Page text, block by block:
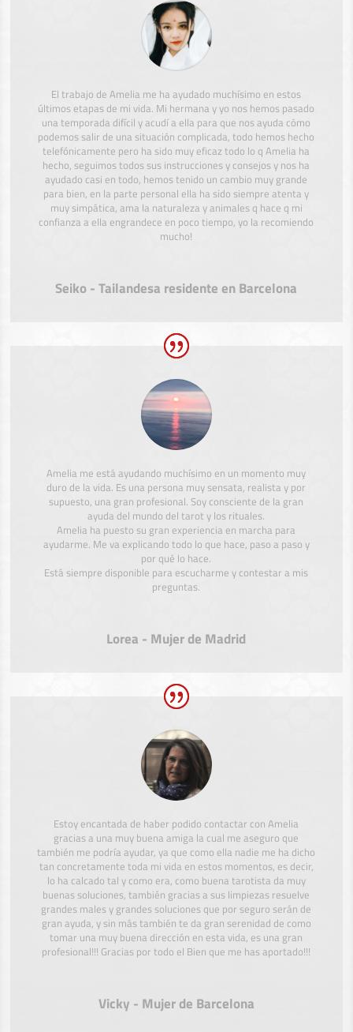
El trabajo de Amelia me ha ayudado muchísimo en estos
últimos etapas de mi vida. Mi hermana y yo nos hemos pasado
una temporada difícil y acudí a ella para que nos ayuda cómo
podemos salir de una situación complicada, todo hemos hecho
telefónicamente pero ha sido muy eficaz todo lo q Amelia ha
hecho, seguimos todos sus instrucciones y consejos y nos ha
ayudado casi en todo, hemos tenido un cambio muy grande
para bien, en la parte personal ella ha sido siempre atenta y
muy simpática, ama la naturaleza y animales q hace q mi
confianza a ella engrandece en poco tiempo, yo la recomiendo
mucho!
Seiko - Tailandesa residente en Barcelona
Amelia me está ayudando muchísimo en un momento muy
duro de la vida. Es una persona muy sensata, realista y por
supuesto, una gran profesional. Soy consciente de la gran
ayuda del mundo del tarot y los rituales.
Amelia ha puesto su gran experiencia en marcha para
ayudarme. Me va explicando todo lo que hace, paso a paso y
por qué lo hace.
Está siempre disponible para escucharme y contestar a mis
preguntas.
Lorea - Mujer de Madrid
Estoy encantada de haber podido contactar con Amelia
gracias a una muy buena amiga la cual me aseguro que
también me podría ayudar, ya que como ella nadie me ha dicho
tan concretamente toda mi vida en estos momentos, es decir,
lo ha calcado tal y como era, como buena tarotista da muy
buenas soluciones, también gracias a sus limpiezas resuelve
grandes males y grandes soluciones que por seguro serán de
gran ayuda, y sin más también te da gran serenidad de como
tomar una muy buena dirección en esta vida, es una gran
profesional!!! Gracias por todo el Bien que me has aportado!!!
Vicky - Mujer de Barcelona